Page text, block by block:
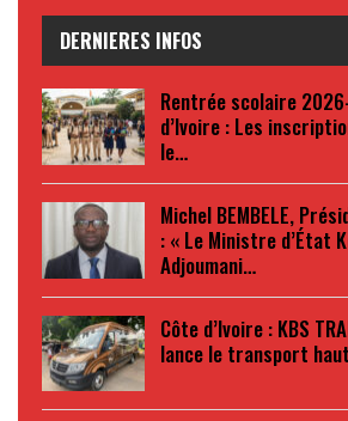
DERNIERES INFOS
Rentrée scolaire
d’Ivoire : Les
le…
Michel BEMBELE,
: « Le Ministre d’État
Adjoumani…
Côte d’Ivoire : KBS
lance le transport